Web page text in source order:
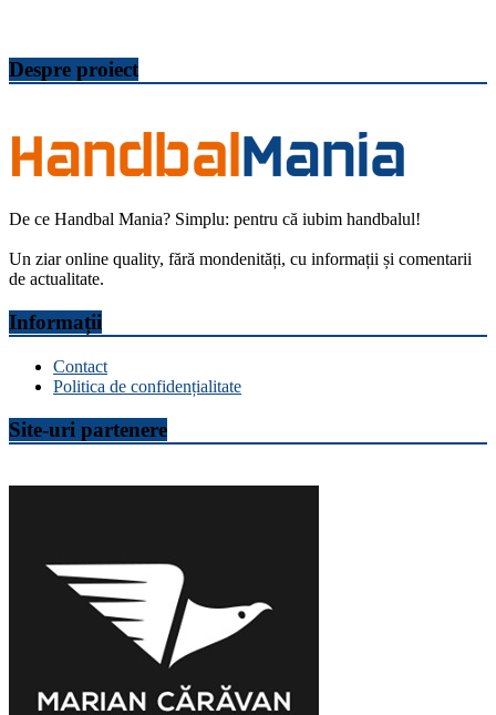
Despre proiect
De ce Handbal Mania? Simplu: pentru că iubim handbalul!
Un ziar online quality, fără mondenități, cu informații și comentarii
de actualitate.
Informații
Contact
Politica de confidențialitate
Site-uri partenere